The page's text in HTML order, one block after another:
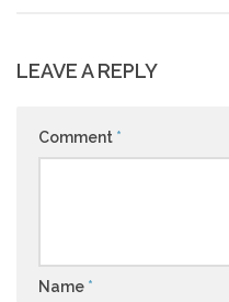
LEAVE A REPLY
Comment *
Name *